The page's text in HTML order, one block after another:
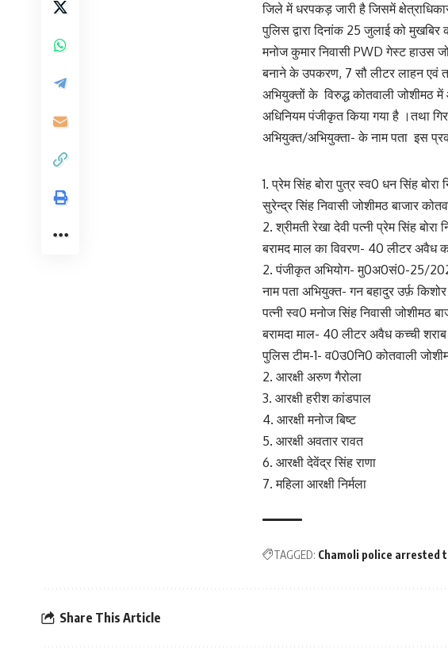
जिले में धरपकड़ जारी है जिसमें
पुलिस द्वारा दिनांक 25 जुलाई को
मनोज कुमार निवासी PWD गेस्ट हाउस
बनाने के उपकरण, 7 सौ लीटर लाहन एवं
अभियुक्तों के विरुद्ध कोतवाली
अधिनियम पंजीकृत किया गया है ।तथा
अभियुक्त/अभियुक्ता- के नाम पता इस
1. प्रेम सिंह बोरा पुत्र स्व0 धन सिंह
सुरेन्द्र सिंह निवासी जोशीमठ बाजार
2. श्रीमती रेखा देवी पत्नी प्रेम सिंह बोरा
बरामद माल का विवरण- 40 लीटर
2. पंजीकृत अभियोग- मु0अ0सं0-25/
नाम पता अभियुक्त- गन बहादुर उर्फ़
पत्नी स्व0 मनोज सिंह निवासी जोशीमठ
बरामदा माल- 40 लीटर अवैध कच्ची
पुलिस टीम-1- व0उ0नि0 कोतवाली
2. आरक्षी अरुण गैरोला
3. आरक्षी हरीश कांडपाल
4. आरक्षी मनोज बिष्ट
5. आरक्षी अवतार रावत
6. आरक्षी देवेंद्र सिंह राणा
7. महिला आरक्षी निर्मला
TAGGED: Chamoli police arrested
Share This Article